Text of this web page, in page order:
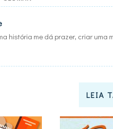
história me dá prazer, criar uma
LEIA